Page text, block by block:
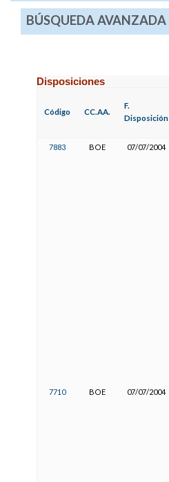
BÚSQUEDA AVANZADA
Disposiciones
Código CC.AA.
F.
Disposición
7883 BOE 07/07/2004
7710 BOE 07/07/2004